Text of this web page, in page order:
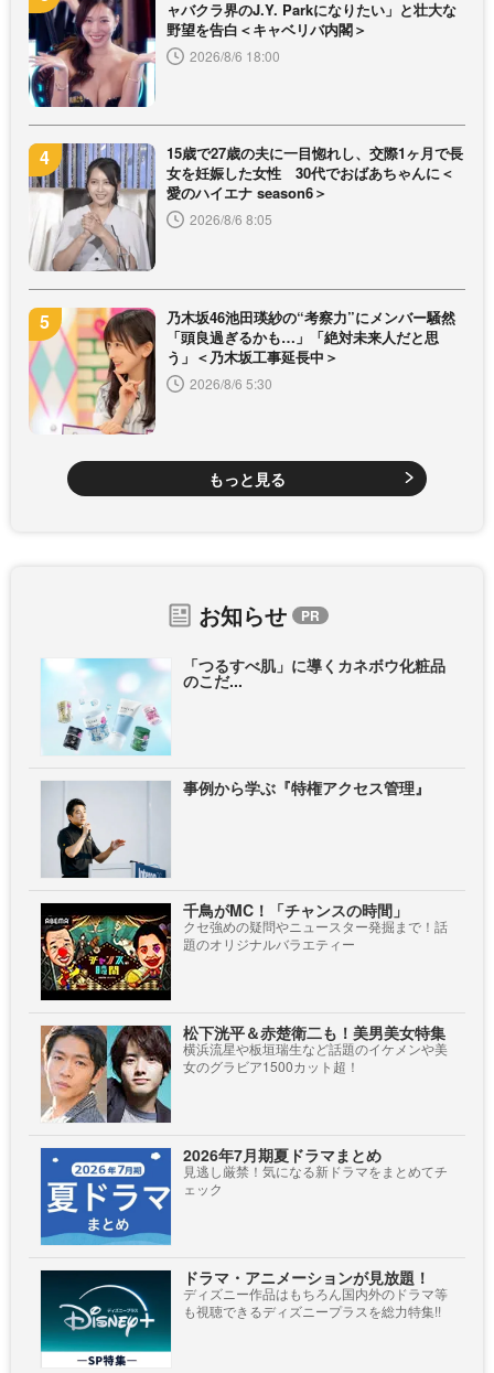
ャバクラ界のJ.Y. Parkになりたい」と壮大な
野望を告白＜キャベリバ内閣＞
2026/8/6 18:00
15歳で27歳の夫に一目惚れし、交際1ヶ月で長
女を妊娠した女性 30代でおばあちゃんに＜
愛のハイエナ season6＞
2026/8/6 8:05
乃木坂46池田瑛紗の“考察力”にメンバー騒然
「頭良過ぎるかも…」「絶対未来人だと思
う」＜乃木坂工事延長中＞
2026/8/6 5:30
もっと見る
お知らせ
「つるすべ肌」に導くカネボウ化粧品
のこだ...
事例から学ぶ『特権アクセス管理』
千鳥がMC！「チャンスの時間」
クセ強めの疑問やニュースター発掘まで！話
題のオリジナルバラエティー
松下洸平＆赤楚衛二も！美男美女特集
横浜流星や板垣瑞生など話題のイケメンや美
女のグラビア1500カット超！
2026年7月期夏ドラマまとめ
見逃し厳禁！気になる新ドラマをまとめてチ
ェック
ドラマ・アニメーションが見放題！
ディズニー作品はもちろん国内外のドラマ等
も視聴できるディズニープラスを総力特集!!